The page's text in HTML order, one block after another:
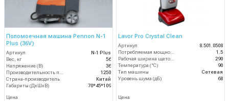
Поломоечная машина Pennon N-1
Plus (36V)
Артикул
N-1 Plus
Вес, кг
56
Напряжение (В)
36
Производительность по площади (м2/ч)
1250
Страна-производитель
Китай
Габариты (ДхШхВ)
70*45*109
Цена
Lavor Pro Crystal Clean
Артикул
8.501.0508
Потребляемая мощность (кВт)
1.5
Рабочая ширина щеток (мм)
290
Температура (°C)
90
Тип машины
Сетевая
Уровень шума (дБ)
68
Цена